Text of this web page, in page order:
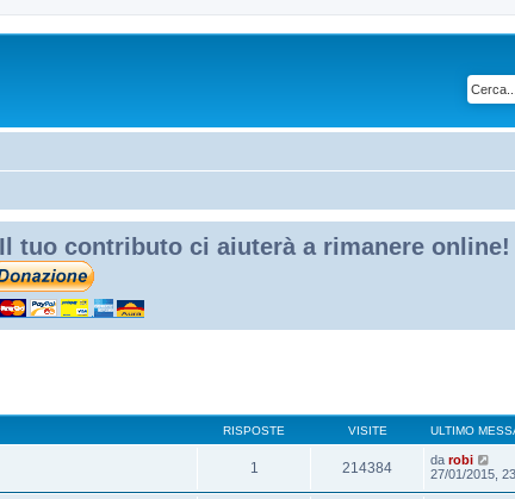
tuo contributo ci aiuterà a rimanere online!
RISPOSTE VISITE ULTIMO
1 214384 da robi
27/01/2015,